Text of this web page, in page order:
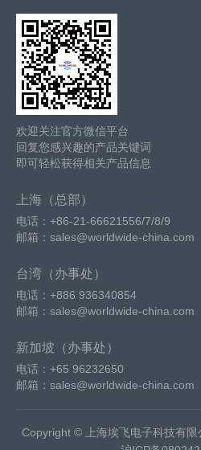
欢迎关注官方微信平台
回复您感兴趣的产品关键词
即可轻松获得相关产品信息
上海（总部）
电话：+86-21-66621556/7/8/9
邮箱：sales@worldwide-china.com
台湾（办事处）
电话：+886 936340854
邮箱：sales@worldwide-china.com
新加坡（办事处）
电话：+65 96232650
邮箱：sales@worldwide-china.com
Copyright © 上海埃飞电子科技有